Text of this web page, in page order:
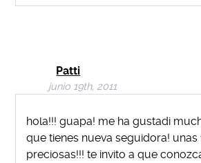
Patti
junio 19th, 2011
hola!!! guapa! me ha gustadi
que tienes nueva seguidora!
preciosas!!! te invito a que